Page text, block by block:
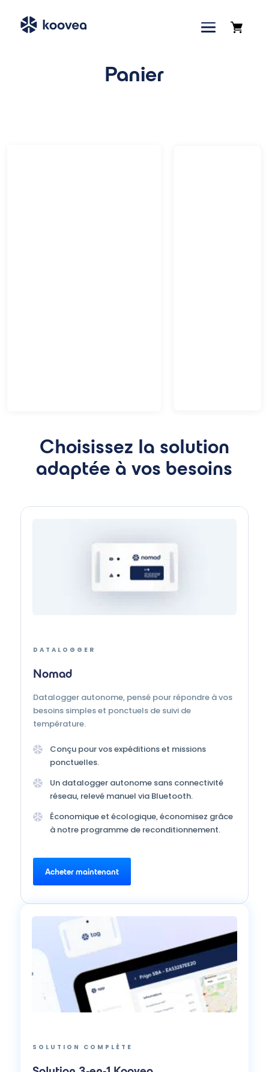
Panier
Choisissez la solution
adaptée à vos besoins
DATALOGGER
Nomad
Datalogger autonome, pensé pour répondre à vos
besoins simples et ponctuels de suivi de
température.
Conçu pour vos expéditions et missions
ponctuelles.
Un datalogger autonome sans connectivité
réseau, relevé manuel via Bluetooth.
Économique et écologique, économisez grâce
à notre programme de reconditionnement.
Acheter maintenant
SOLUTION COMPLÈTE